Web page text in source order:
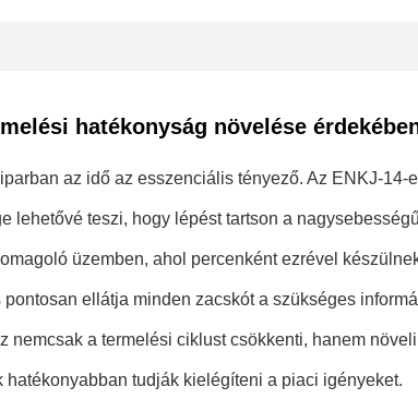
hatékonyság növelése
az idő az esszenciális tényező. Az ENKJ-14-
lehetővé teszi, hogy lépést tartson a
üzemben, ahol percenként ezrével
ellátja minden zacskót a szükséges
nemcsak a termelési ciklust csökkenti, hanem
tudják kielégíteni a piaci igényeket.